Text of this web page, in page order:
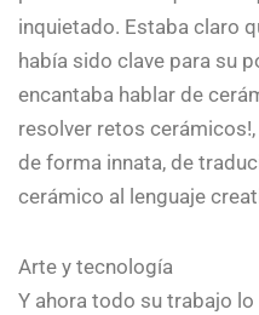
inquietado. Estaba claro
había sido clave para su
encantaba hablar de
resolver retos
de forma innata, de
cerámico al lenguaje
Arte y tecnología
Y ahora todo su trabajo